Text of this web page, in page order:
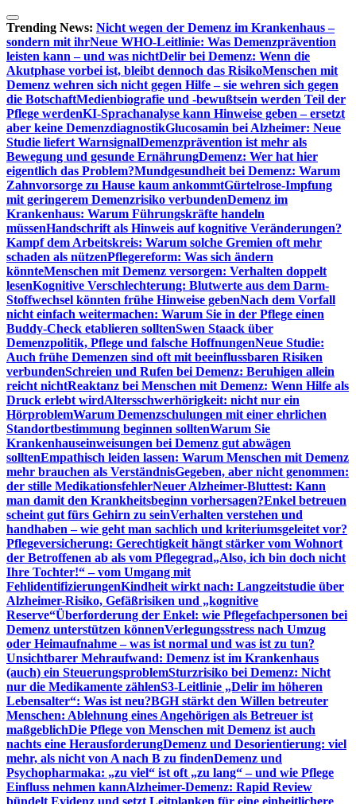
Zum
Inhalt
springen
Trending News: Nicht wegen der Demenz im Krankenhaus –
sondern mit ihrNeue WHO-Leitlinie: Was Demenzprävention
leisten kann – und was nichtDelir bei Demenz: Wenn die
Akutphase vorbei ist, bleibt dennoch das RisikoMenschen mit
Demenz wehren sich nicht gegen Hilfe – sie wehren sich gegen
die BotschaftMedienbiografie und -bewußtsein werden Teil der
Pflege werdenKI-Sprachanalyse kann Hinweise geben – ersetzt
aber keine DemenzdiagnostikGlucosamin bei Alzheimer: Neue
Studie liefert WarnsignalDemenzprävention ist mehr als
Bewegung und gesunde ErnährungDemenz: Wer hat hier
eigentlich das Problem?Mundgesundheit bei Demenz: Warum
Zahnvorsorge zu Hause kaum ankommtGürtelrose-Impfung
mit geringerem Demenzrisiko verbundenDemenz im
Krankenhaus: Warum Führungskräfte handeln
müssenHandschrift als Hinweis auf kognitive Veränderungen?
Kampf dem Arbeitskreis: Warum solche Gremien oft mehr
schaden als nützenPflegereform: Was sich ändern
könnteMenschen mit Demenz versorgen: Verhalten doppelt
lesenKognitive Verschlechterung: Blutwerte aus dem Darm-
Stoffwechsel könnten frühe Hinweise gebenNach dem Vorfall
nicht einfach weitermachen: Warum Sie in der Pflege einen
Buddy-Check etablieren solltenSwen Staack über
Demenzpolitik, Pflege und falsche HoffnungenNeue Studie:
Auch frühe Demenzen sind oft mit beeinflussbaren Risiken
verbundenSchreien und Rufen bei Demenz: Beruhigen allein
reicht nichtReaktanz bei Menschen mit Demenz: Wenn Hilfe als
Druck erlebt wirdAltersschwerhörigkeit: nicht nur ein
HörproblemWarum Demenzschulungen mit einer ehrlichen
Standortbestimmung beginnen solltenWarum Sie
Krankenhauseinweisungen bei Demenz gut abwägen
solltenEmpathisch leiden lassen: Warum Menschen mit Demenz
mehr brauchen als VerständnisGegeben, aber nicht genommen:
der stille MedikationsfehlerNeuer Alzheimer-Bluttest: Kann
man damit den Krankheitsbeginn vorhersagen?Enkel betreuen
scheint gut fürs Gehirn zu seinVerhalten verstehen und
handhaben – wie geht man sachlich und kriteriumsgeleitet vor?
Pflegeversicherung: Gerechtigkeit hängt stärker vom Wohnort
der Betroffenen ab als vom Pflegegrad„Also, ich bin doch nicht
Ihre Tochter!“ – vom Umgang mit
FehlidentifizierungenKindheit wirkt nach: Langzeitstudie über
Alzheimer-Risiko, Gefäßrisiken und „kognitive
Reserve“Überforderung der Enkel: wie Pflegefachpersonen bei
Demenz unterstützen könnenVerlegungsstress nach Umzug
oder Heimaufnahme – was ist normal und was ist zu tun?
Unsichtbarer Mehraufwand: Demenz ist im Krankenhaus
(auch) ein SteuerungsproblemSturzrisiko bei Demenz: Nicht
nur die Medikamente zählenS3-Leitlinie „Delir im höheren
Lebensalter“: Was ist neu?BGH stärkt den Willen betreuter
Menschen: Ablehnung eines Angehörigen als Betreuer ist
maßgeblichDie Pflege von Menschen mit Demenz ist auch
nachts eine HerausforderungDemenz und Desorientierung: viel
mehr, als nicht von A nach B zu findenDemenz und
Psychopharmaka: „zu viel“ ist oft „zu lang“ – und wie Pflege
Einfluss nehmen kannAlzheimer-Demenz: Rapid Review
bündelt Evidenz und setzt Leitplanken für eine einheitlichere